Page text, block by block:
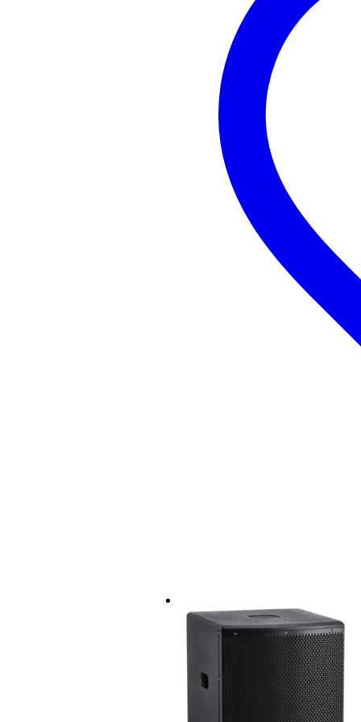
Devine Onyx 15SA aktiv
Bass-Reflex högtalare
frekvensåtergivning: 35 Hz -
max SPL: 126 dB
delningsfilter: 120 Hz (24 dB/
LF-woofer: 15 tum (4-tums
Förstärkare:
RMS-effekt: 600 W
toppeffekt: 2400 W
internt skydd: överbelastning,
anslutningar:
XLR L + R linjeingångar
XLR L + R-utgångar
XLR L + R Link-utgångar
Kontroll för subnivå
X-over-omkopplare: 80
Fas 0° - 180
Ground Lift på-av
Lysdioder: Ström på, signal/
Onyx 8 är en passiv
Sustainable product
Speaker connection
RMS-belastning i Watt
Toppbelastning i Watt